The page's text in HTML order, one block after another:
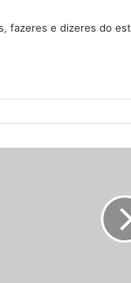
fazeres e dizeres do